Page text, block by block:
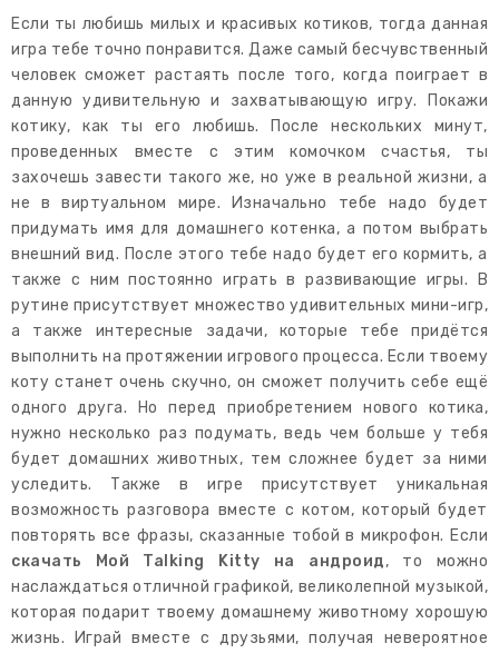
Если ты любишь милых и красивых котиков, тогда данная
игра тебе точно понравится. Даже самый бесчувственный
человек сможет растаять после того, когда поиграет в
данную удивительную и захватывающую игру. Покажи
котику, как ты его любишь. После нескольких минут,
проведенных вместе с этим комочком счастья, ты
захочешь завести такого же, но уже в реальной жизни, а
не в виртуальном мире. Изначально тебе надо будет
придумать имя для домашнего котенка, а потом выбрать
внешний вид. После этого тебе надо будет его кормить, а
также с ним постоянно играть в развивающие игры. В
рутине присутствует множество удивительных мини-игр,
а также интересные задачи, которые тебе придётся
выполнить на протяжении игрового процесса. Если твоему
коту станет очень скучно, он сможет получить себе ещё
одного друга. Но перед приобретением нового котика,
нужно несколько раз подумать, ведь чем больше у тебя
будет домашних животных, тем сложнее будет за ними
уследить. Также в игре присутствует уникальная
возможность разговора вместе с котом, который будет
повторять все фразы, сказанные тобой в микрофон. Если
скачать Мой Talking Kitty на андроид, то можно
наслаждаться отличной графикой, великолепной музыкой,
которая подарит твоему домашнему животному хорошую
жизнь. Играй вместе с друзьями, получая невероятное